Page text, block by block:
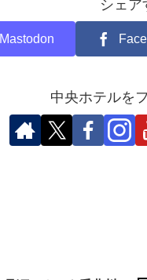
シェア
Mastodon
中央ホテルを